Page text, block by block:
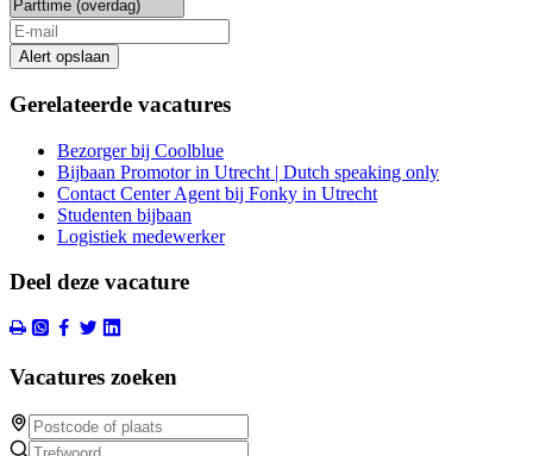
Alert opslaan
Gerelateerde vacatures
Bezorger bij Coolblue
Bijbaan Promotor in Utrecht | Dutch speaking only
Contact Center Agent bij Fonky in Utrecht
Studenten bijbaan
Logistiek medewerker
Deel deze vacature
Vacatures zoeken